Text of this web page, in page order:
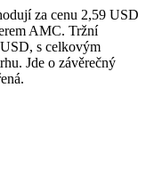
za cenu 2,59 USD
AMC. Tržní
s celkovým
Jde o závěrečný